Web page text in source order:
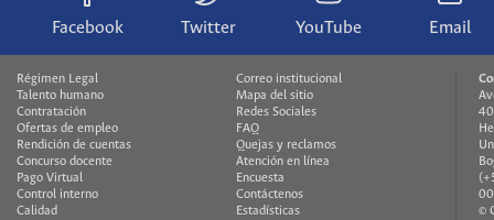
Facebook Twitter YouTube Email
Régimen Legal
Talento humano
Contratación
Ofertas de empleo
Rendición de cuentas
Concurso docente
Pago Virtual
Control interno
Calidad
Correo institucional
Mapa del sitio
Redes Sociales
FAQ
Quejas y reclamos
Atención en línea
Encuesta
Contáctenos
Estadísticas
©